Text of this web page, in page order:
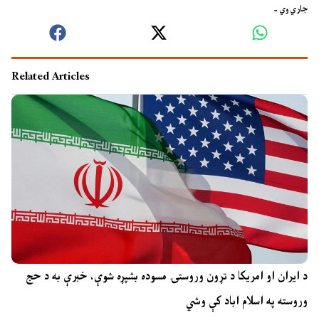
جاري وي ۔
Related Articles
د ایران او امریکا د تړون وروستۍ مسوده بشپړه شوې، خبرې به د حج
وروسته په اسلام اباد کې وشي